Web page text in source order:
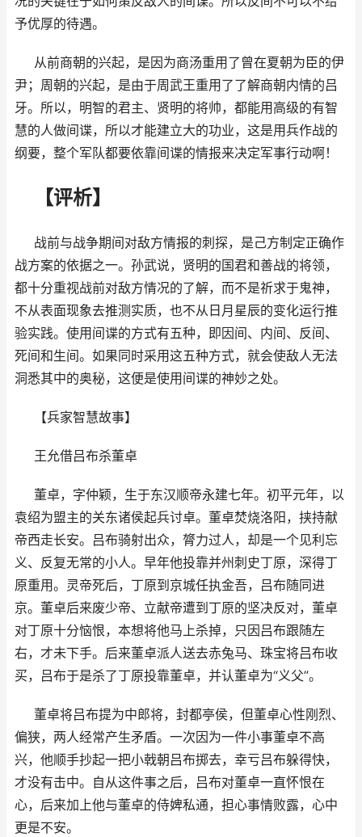
予优厚的待遇。
从前商朝的兴起，是因为商汤重用了曾在夏朝为臣的伊
尹；周朝的兴起，是由于周武王重用了了解商朝内情的吕
牙。所以，明智的君主、贤明的将帅，都能用高级的有智
慧的人做间谍，所以才能建立大的功业，这是用兵作战的
纲要，整个军队都要依靠间谍的情报来决定军事行动啊！
【评析】
战前与战争期间对敌方情报的刺探，是己方制定正确作
战方案的依据之一。孙武说，贤明的国君和善战的将领，
都十分重视战前对敌方情况的了解，而不是祈求于鬼神，
不从表面现象去推测实质，也不从日月星辰的变化运行推
验实践。使用间谍的方式有五种，即因间、内间、反间、
死间和生间。如果同时采用这五种方式，就会使敌人无法
洞悉其中的奥秘，这便是使用间谍的神妙之处。
【兵家智慧故事】
王允借吕布杀董卓
董卓，字仲颖，生于东汉顺帝永建七年。初平元年，以
袁绍为盟主的关东诸侯起兵讨卓。董卓焚烧洛阳，挟持献
帝西走长安。吕布骑射出众，膂力过人，却是一个见利忘
义、反复无常的小人。早年他投靠并州刺史丁原，深得丁
原重用。灵帝死后，丁原到京城任执金吾，吕布随同进
京。董卓后来废少帝、立献帝遭到丁原的坚决反对，董卓
对丁原十分恼恨，本想将他马上杀掉，只因吕布跟随左
右，才未下手。后来董卓派人送去赤兔马、珠宝将吕布收
买，吕布于是杀了丁原投靠董卓，并认董卓为“义父”。
董卓将吕布提为中郎将，封都亭侯，但董卓心性刚烈、
偏狭，两人经常产生矛盾。一次因为一件小事董卓不高
兴，他顺手抄起一把小戟朝吕布掷去，幸亏吕布躲得快，
才没有击中。自从这件事之后，吕布对董卓一直怀恨在
心，后来加上他与董卓的侍婢私通，担心事情败露，心中
更是不安。